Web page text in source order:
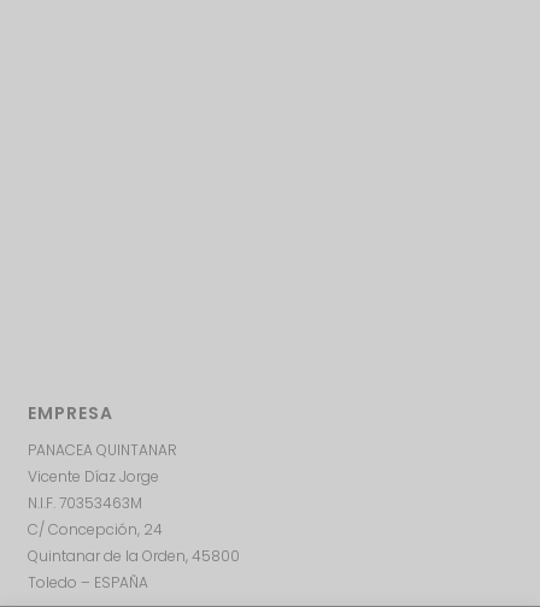
EMPRESA
PANACEA QUINTANAR
Vicente Díaz Jorge
N.I.F. 70353463M
C/ Concepción, 24
Quintanar de la Orden, 45800
Toledo – ESPAÑA